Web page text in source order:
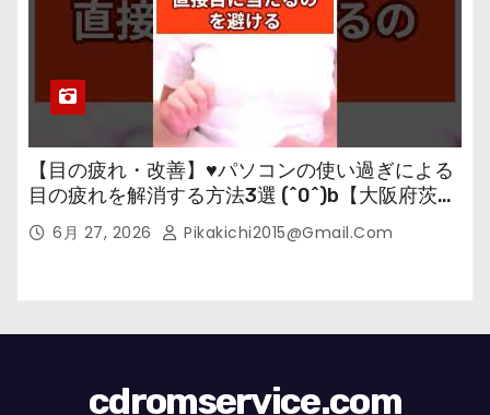
【目の疲れ・改善】♥パソコンの使い過ぎによる
目の疲れを解消する方法3選 (^0^)b【大阪府茨木
市の女性・美容鍼灸・整体師が教えます。】
6月 27, 2026 Pikakichi2015@gmail.com
cdromservice.com